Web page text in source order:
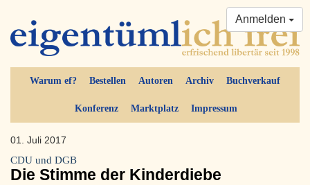
Warum ef? Bestellen Autoren Archiv Buchverkauf
Konferenz Marktplatz Impressum
Anmelden
01. Juli 2017
CDU und DGB
Die Stimme der Kinderdiebe